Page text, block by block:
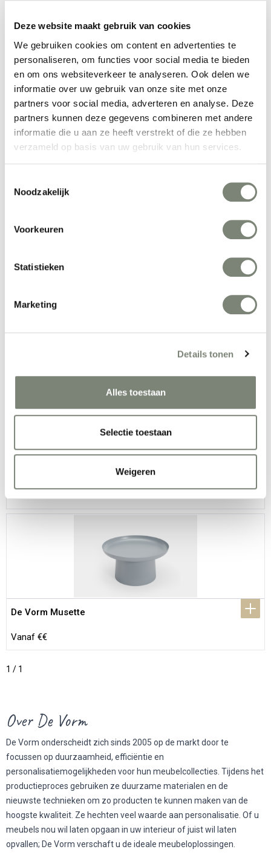
Deze website maakt gebruik van cookies
We gebruiken cookies om content en advertenties te
personaliseren, om functies voor social media te bieden
en om ons websiteverkeer te analyseren. Ook delen we
informatie over uw gebruik van onze site met onze
partners voor social media, adverteren en analyse. Deze
partners kunnen deze gegevens combineren met andere
informatie die u aan ze heeft verstrekt of die ze hebben
verzameld op basis van uw gebruik van hun services.
Noodzakelijk
Voorkeuren
Statistieken
Marketing
Details tonen
Alles toestaan
Selectie toestaan
Weigeren
De Vorm Mute Flow Floating Light
Vanaf €€
De Vorm Mute Fraction akoestische panelen
De Vorm Mino Sofa Two Seats
De Vorm Musette
Vanaf €€
1 / 1
Over De Vorm
De Vorm onderscheidt zich sinds 2005 op de markt door te
focussen op duurzaamheid, efficiëntie en
personalisatiemogelijkheden voor hun meubelcollecties. Tijdens het
productieproces gebruiken ze duurzame materialen en de
nieuwste technieken om zo producten te kunnen maken van de
hoogste kwaliteit. Ze hechten veel waarde aan personalisatie. Of u
meubels nou wil laten opgaan in uw interieur of juist wil laten
opvallen; De Vorm verschaft u de ideale meubeloplossingen.